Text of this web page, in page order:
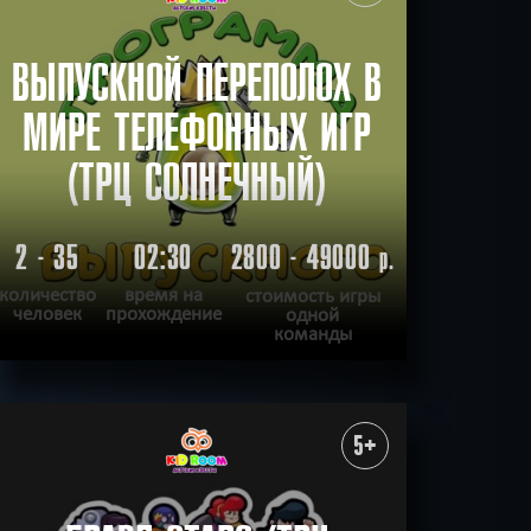
ВЫПУСКНОЙ ПЕРЕПОЛОХ В
МИРЕ ТЕЛЕФОННЫХ ИГР
(ТРЦ СОЛНЕЧНЫЙ)
2 - 35
количество
человек
02:30
время на
прохождение
2800 - 49000р.
стоимость игры
одной
команды
| 5+